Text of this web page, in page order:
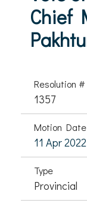
Chief
Resolution #
1357
Motion Date
11 Apr 2022
Type
Provincial